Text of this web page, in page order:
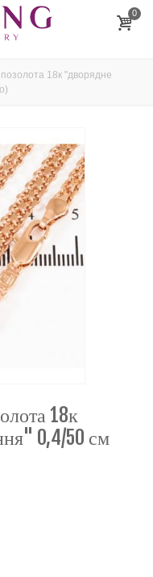
0
18к "дворядне
18к
0,4/50 см